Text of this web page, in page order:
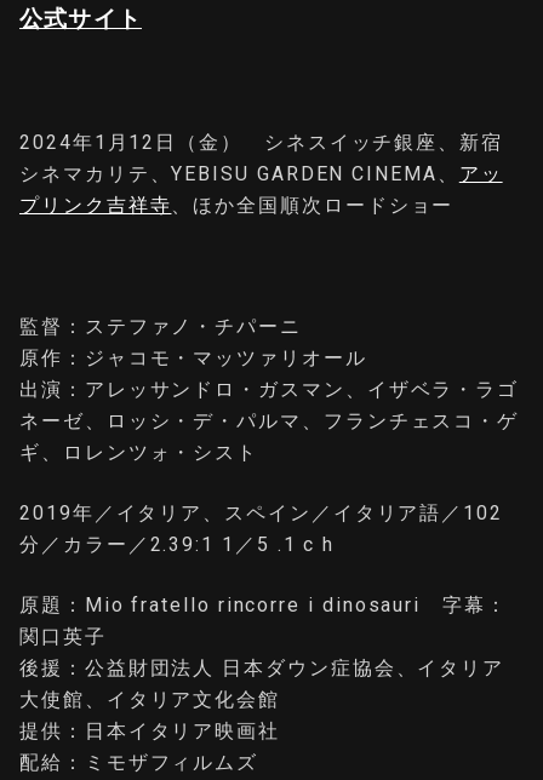
公式サイト
2024年1月12日（金） シネスイッチ銀座、新宿
シネマカリテ、YEBISU GARDEN CINEMA、 アッ
プリンク吉祥寺、ほか全国順次ロードショー
監督：ステファノ・チパーニ
原作：ジャコモ・マッツァリオール
出演：アレッサンドロ・ガスマン、イザベラ・ラゴ
ネーゼ、ロッシ・デ・パルマ、フランチェスコ・ゲ
ギ、ロレンツォ・シスト
2019年／イタリア、スペイン／イタリア語／102
分／カラー／2.39:1 1／5 .1 c h
原題：Mio fratello rincorre i dinosauri 字幕：
関口英子
後援：公益財団法人 日本ダウン症協会、イタリア
大使館、イタリア文化会館
提供：日本イタリア映画社
配給：ミモザフィルムズ